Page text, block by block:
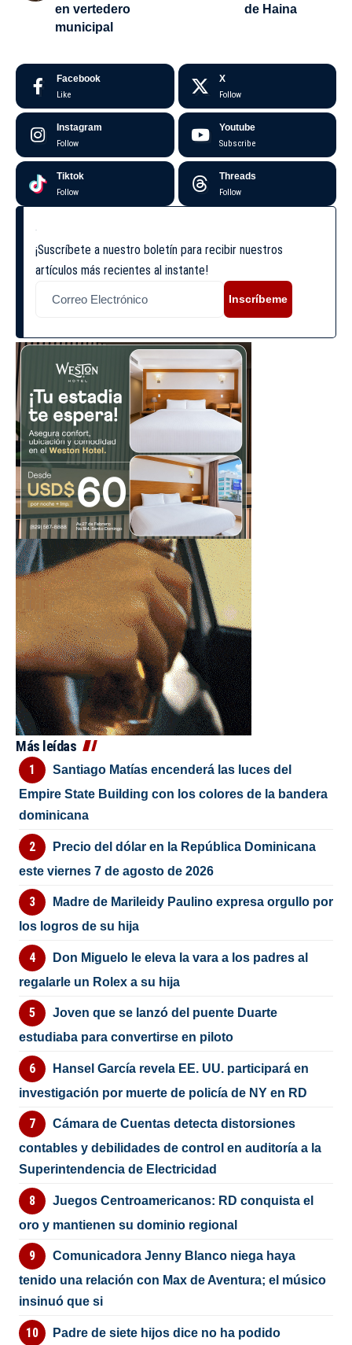
en vertedero
municipal
de Haina
Facebook
Like
X
Follow
Instagram
Follow
Youtube
Subscribe
Tiktok
Follow
Threads
Follow
¡Suscríbete a nuestro boletín para recibir nuestros
artículos más recientes al instante!
Inscríbeme
Más leídas
Santiago Matías encenderá las luces del
Empire State Building con los colores de la bandera
dominicana
Precio del dólar en la República Dominicana
este viernes 7 de agosto de 2026
Madre de Marileidy Paulino expresa orgullo por
los logros de su hija
Don Miguelo le eleva la vara a los padres al
regalarle un Rolex a su hija
Joven que se lanzó del puente Duarte
estudiaba para convertirse en piloto
Hansel García revela EE. UU. participará en
investigación por muerte de policía de NY en RD
Cámara de Cuentas detecta distorsiones
contables y debilidades de control en auditoría a la
Superintendencia de Electricidad
Juegos Centroamericanos: RD conquista el
oro y mantienen su dominio regional
Comunicadora Jenny Blanco niega haya
tenido una relación con Max de Aventura; el músico
insinuó que si
Padre de siete hijos dice no ha podido